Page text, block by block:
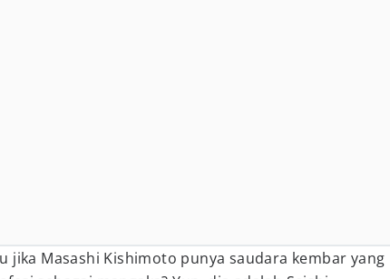
jika Masashi Kishimoto punya saudara kembar yang